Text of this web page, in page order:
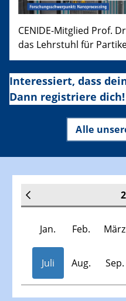
CENIDE-Mitglied Prof.
das Lehrstuhl für
Interessiert, dass
Dann registriere dich!
Alle
Jan. Feb. März
Juli Aug. Sep.